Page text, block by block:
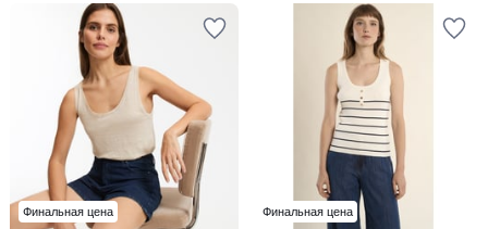
Финальная цена Финальная цена